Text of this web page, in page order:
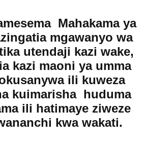
Mahakama ya
mgawanyo wa
utendaji kazi wake,
kazi maoni ya umma
ili kuweza
kuimarisha huduma
ili hatimaye ziweze
kwa wakati.